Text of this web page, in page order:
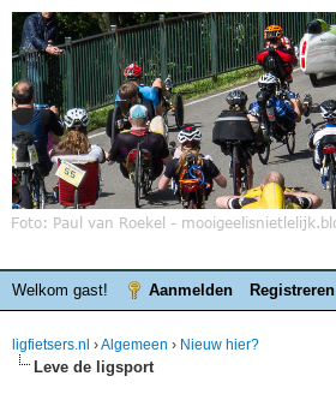
Welkom gast! Aanmelden Registreren
ligfietsers.nl ›Algemeen › Nieuw hier?
Leve de ligsport